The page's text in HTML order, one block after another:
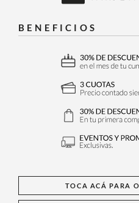
BENEFICIOS
TOCA ACÁ PARA